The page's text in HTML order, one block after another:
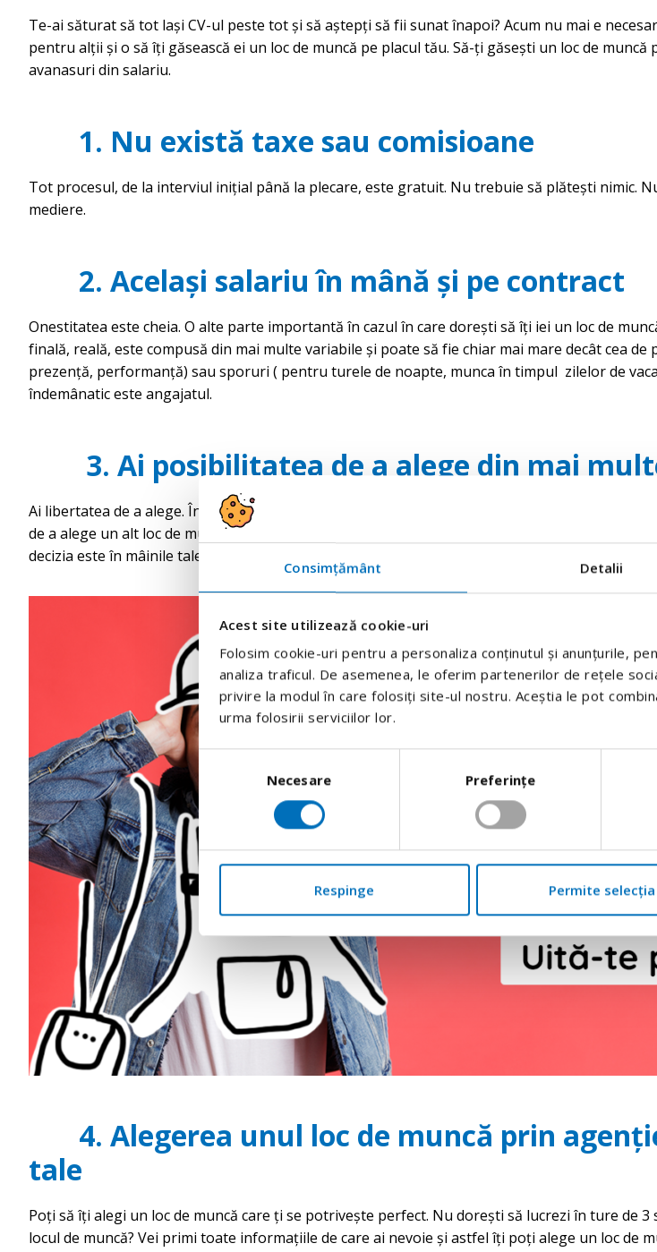
Consimțământ Detalii
Acest site utilizează cookie-uri
Folosim cookie-uri pentru a personaliza conținutul și anunțurile,
analiza traficul. De asemenea, le oferim partenerilor de rețele
privire la modul în care folosiți site-ul nostru. Aceștia le pot
urma folosirii serviciilor lor.
Selecția
consimțământului
Necesare Preferinţe
Respinge Permite selecția
Te-ai săturat să tot lași CV-ul peste tot și să aștepți să fii sunat înapoi? Acum nu mai e
pentru alții și o să îți găsească ei un loc de muncă pe placul tău. Să-ți găsești un loc de
avanasuri din salariu.
1. Nu există taxe sau comisioane
Tot procesul, de la interviul inițial până la plecare, este gratuit. Nu trebuie să plătești nimic.
mediere.
2. Același salariu în mână și pe contract
Onestitatea este cheia. O alte parte importantă în cazul în care dorești să îți iei un loc de
finală, reală, este compusă din mai multe variabile și poate să fie chiar mai mare decât cea
prezență, performanță) sau sporuri ( pentru turele de noapte, munca în timpul zilelor de
îndemânatic este angajatul.
3. Ai posibilitatea de a alege din mai
Ai libertatea de a alege. În cazul în care noul loc de muncă nu ți se potrivește, nu îți place
de a alege un alt loc de muncă prin agenție. Colegii noștri experimentați îți pot oferi asistență
decizia este în mâinile tale.
4. Alegerea unul loc de muncă prin
tale
Poți să îți alegi un loc de muncă care ți se potrivește perfect. Nu dorești să lucrezi în ture de
locul de muncă? Vei primi toate informațiile de care ai nevoie și astfel îți poți alege un loc de